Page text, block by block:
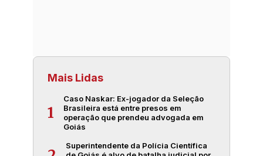
Mais Lidas
1
Caso Naskar: Ex-jogador da Seleção
Brasileira está entre presos em
operação que prendeu advogada em
Goiás
Superintendente da Polícia Científica